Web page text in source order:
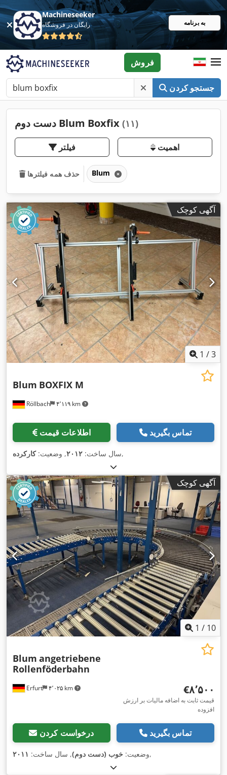
Machineseeker
رایگان در فروشگاه به برنامه
جستجو کردن
فروش
دست دوم Blum Boxfix (۱۱)
فیلتر اهمیت
حذف همه فیلترها Blum
آگهی کوچک
1 /3
Röllbach ۴٬۱۱۹ km
Blum BOXFIX M
اطلاعات قیمت تماس بگیرید
سال ساخت: ۲۰۱۲, وضعیت:کارکرده ,
آگهی کوچک
1 / 10
Erfurt ۴٬۰۲۵ km
Blum angetriebene
Rollenföderbahn
‎€۸٬۵۰۰
قیمت ثابت به اضافه مالیات بر ارزش
افزوده
درخواست کردن تماس بگیرید
وضعیت: خوب (دست دوم), سال ساخت: ۲۰۱۱ ,